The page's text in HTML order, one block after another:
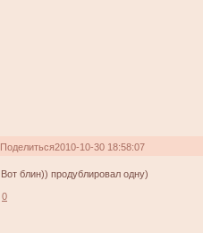
Поделиться2010-10-30 18:58:07
Вот блин)) продублировал одну)
0